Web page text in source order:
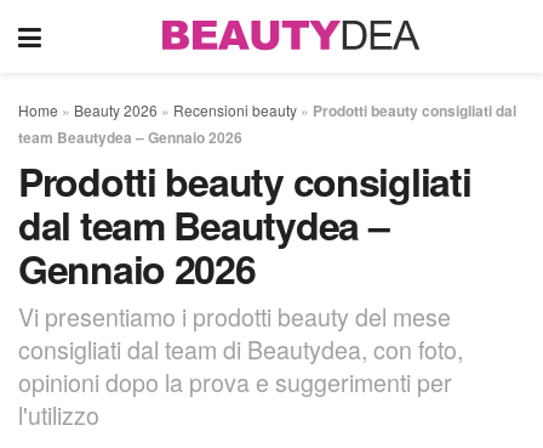
Home » Beauty 2026 » Recensioni beauty » Prodotti beauty consigliati dal
team Beautydea – Gennaio 2026
Prodotti beauty consigliati
dal team Beautydea –
Gennaio 2026
Vi presentiamo i prodotti beauty del mese
consigliati dal team di Beautydea, con foto,
opinioni dopo la prova e suggerimenti per
l'utilizzo